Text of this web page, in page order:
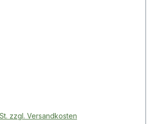
zzgl. Versandkosten